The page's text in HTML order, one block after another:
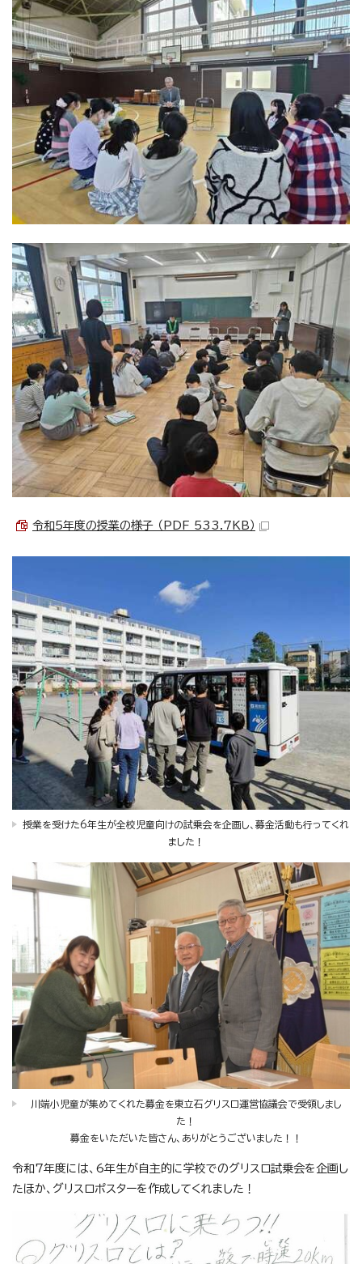
令和5年度の授業の様子 （PDF 533.7KB）
授業を受けた6年生が全校児童向けの試乗会を企画し、募金活動も行ってくれ
ました！
川端小児童が集めてくれた募金を東立石グリスロ運営協議会で受領しまし
た！
募金をいただいた皆さん、ありがとうございました！！
令和7年度には、6年生が自主的に学校でのグリスロ試乗会を企画し
たほか、グリスロポスターを作成してくれました！